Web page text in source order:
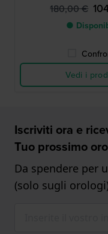
180,00 €
●
Vedi i
Iscriviti ora e
Tuo prossimo
Da spendere per
(solo sugli